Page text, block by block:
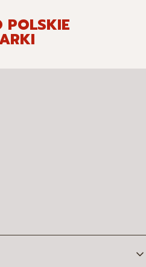
POLSKIE